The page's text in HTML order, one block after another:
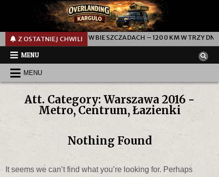
Z OSTATNIEJ CHWILI
HONDA AFRICA TWIN W BIESZCZADACH – 1200 KM W TRZY DNI
MENU
MENU
Att. Category:Warszawa 2016 -
Metro, Centrum, Łazienki
Nothing Found
It seems we can’t find what you’re looking for. Perhaps